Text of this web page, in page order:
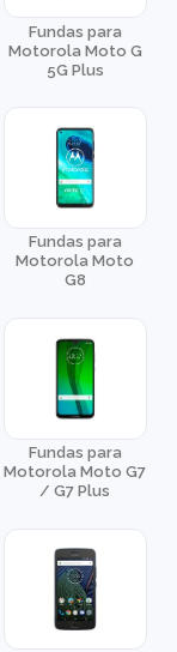
Fundas para
Motorola Moto G
5G Plus
Fundas para
Motorola Moto
G8
Fundas para
Motorola Moto G7
/ G7 Plus